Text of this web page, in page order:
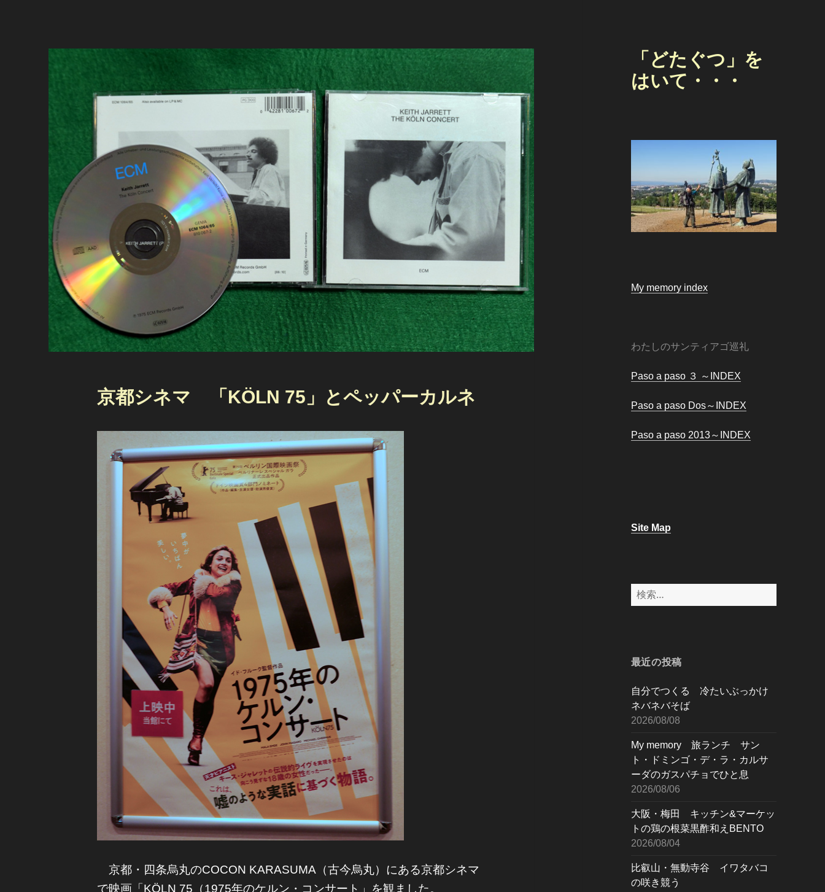
「どたぐつ」を
はいて・・・
My memory index
わたしのサンティアゴ巡礼
Paso a paso ３ ～INDEX
Paso a paso Dos～INDEX
Paso a paso 2013～INDEX
Site Map
検
索:
最近の投稿
自分でつくる 冷たいぶっかけ
ネバネバそば
2026/08/08
My memory 旅ランチ サン
ト・ドミンゴ・デ・ラ・カルサ
ーダのガスパチョでひと息
2026/08/06
大阪・梅田 キッチン&マーケッ
トの鶏の根菜黒酢和えBENTO
2026/08/04
比叡山・無動寺谷 イワタバコ
の咲き競う
京都シネマ 「KÖLN 75」とペッパーカルネ
京都・四条烏丸のCOCON KARASUMA（古今烏丸）にある京都シネマ
で映画「KÖLN 75（1975年のケルン・コンサート」を観ました。